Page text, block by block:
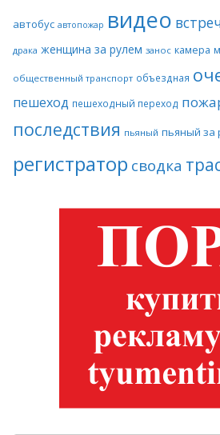
автобус автопожар видео
драка женщина за рулем занос камера
общественный транспорт объездная
пешеход пешеходный переход
последствия пьяный пьяный за
регистратор сводка